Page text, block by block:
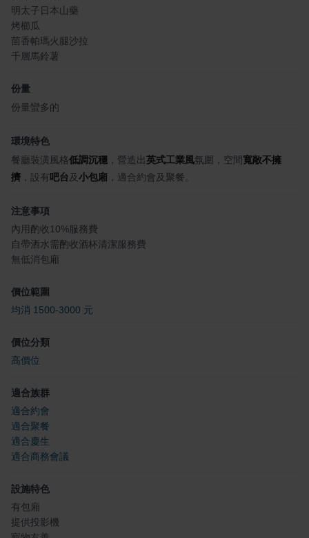
明太子日本山藥
烤櫛瓜
茴香帕瑪火腿沙拉
千層馬鈴薯
份量
份量蠻多的
環境特色
餐廳裝潢風格低調沉穩 ，營造出英式工業風氛圍，空間寬敞不擁
擠 ，設有 吧台及小包廂 ，適合約會及聚餐。
注意事項
內用酌收10%服務費
自帶酒水需酌收酒杯清潔服務費
無低消包廂
價位範圍
均消 1500-3000 元
價位分類
高價位
適合族群
適合約會
適合聚餐
適合慶生
適合商務會議
設施特色
有包廂
提供投影機